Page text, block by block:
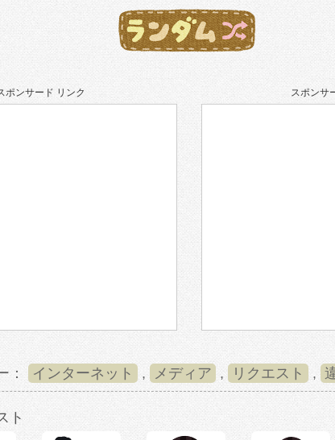
ポンサード リンク スポンサ
： インターネット , メディア , リクエスト ,
ト